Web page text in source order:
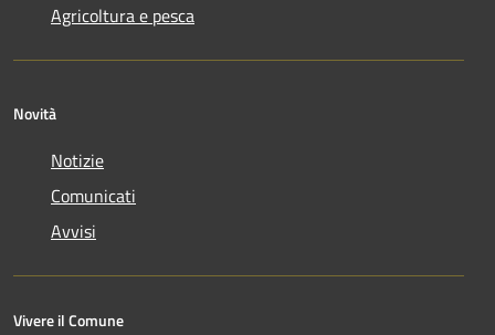
Agricoltura e pesca
Novità
Notizie
Comunicati
Avvisi
Vivere il Comune